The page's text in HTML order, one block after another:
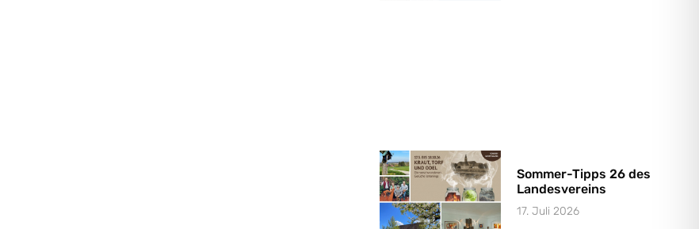
Sommer-Tipps 26 des
Landesvereins
17. Juli 2026